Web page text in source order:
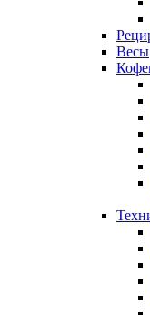
Весы